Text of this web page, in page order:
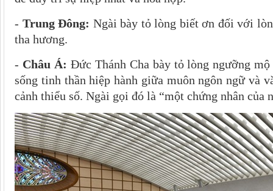
- Trung Đông: Ngài bày tỏ lòng biết ơn đối với
tha hương.
- Châu Á: Đức Thánh Cha bày tỏ lòng ngưỡng
sống tinh thần hiệp hành giữa muôn ngôn ngữ và
cảnh thiểu số. Ngài gọi đó là “một chứng nhân của